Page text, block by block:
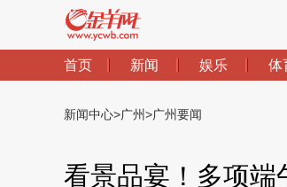
首页 新闻 娱乐 体
新闻中心>广州>广州要闻
看景品宴！多项端